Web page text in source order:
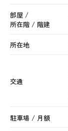
部屋 /
所在階 / 階建
所在地
交通
駐車場 / 月額